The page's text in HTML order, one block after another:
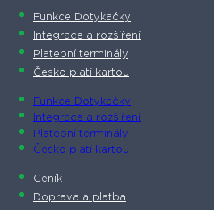
Funkce Dotykačky
Integrace a rozšíření
Platební terminály
Česko platí kartou
Funkce Dotykačky
Integrace a rozšíření
Platební terminály
Česko platí kartou
Ceník
Doprava a platba